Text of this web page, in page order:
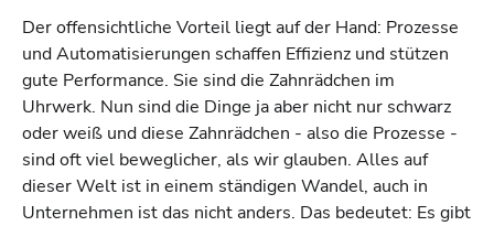
Der offensichtliche Vorteil liegt auf der Hand: Prozesse
und Automatisierungen schaffen Effizienz und stützen
gute Performance. Sie sind die Zahnrädchen im
Uhrwerk. Nun sind die Dinge ja aber nicht nur schwarz
oder weiß und diese Zahnrädchen - also die Prozesse -
sind oft viel beweglicher, als wir glauben. Alles auf
dieser Welt ist in einem ständigen Wandel, auch in
Unternehmen ist das nicht anders. Das bedeutet: Es gibt